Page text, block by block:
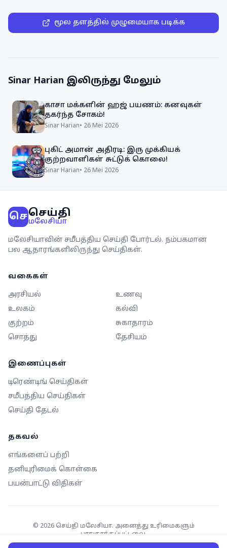
மூல தளத்தில் முழுமையாக படிக்க
Sinar Harian இலிருந்து மேலும்
காசா மக்களின் ஹஜ் பயணம்: கனவுகள்
தகர்ந்த சோகம்!
Sinar Harian• 26 Mei 2026
புகிட் அமான் அதிரடி: இரு முக்கியக்
குற்றவாளிகள் சுட்டுக் கொலை!
Sinar Harian• 26 Mei 2026
செசெய்தி
மலேசியா
மலேசியாவின் சமீபத்திய செய்தி போர்டல். நம்பகமான
பல ஆதாரங்களிலிருந்து செய்திகள்.
வகைகள்
அரசியல்
உணவு
உலகம்
கல்வி
குற்றம்
சுகாதாரம்
சொத்து
தேசியம்
இணைப்புகள்
டிரெண்டிங் செய்திகள்
சமீபத்திய செய்திகள்
செய்தி தேடல்
தகவல்
எங்களைப் பற்றி
தனியுரிமைக் கொள்கை
பயன்பாட்டு விதிகள்
© 2026செய்தி மலேசியா. அனைத்து உரிமைகளும்
பாதுகாக்கப்பட்டவை.